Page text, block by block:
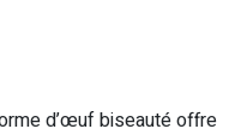
d’œuf biseauté offre